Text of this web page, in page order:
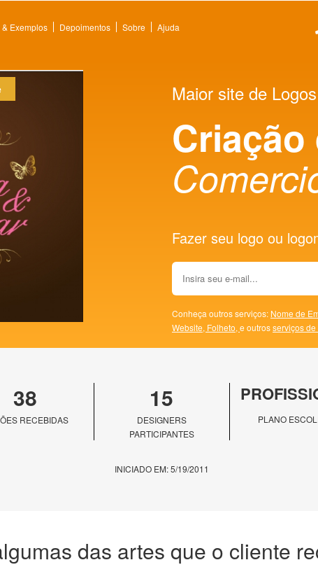
& Exemplos Depoimentos Sobre Ajuda
Maior site de
Criação
Fazer seu logo ou
Conheça outros serviços: Nome de
Website, Folheto, e outrosserviços
38
RECEBIDAS
15
DESIGNERS
PARTICIPANTES
PLANO
INICIADO EM: 5/19/2011
das artes que o cliente